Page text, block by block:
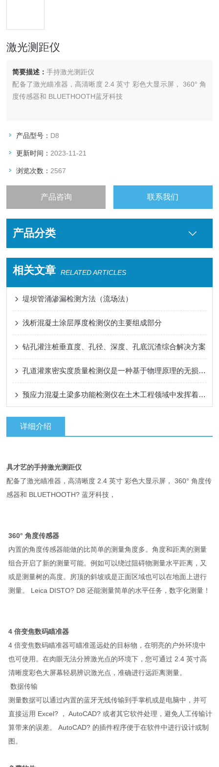
激光测距仪
简要描述：手持激光测距仪
配备了激光瞄准器，高清晰度 2.4 英寸 彩色大显示屏， 360° 角
度传感器和 BLUETHOOTH蓝牙科技
产品型号： D8
更新时间： 2023-11-21
浏览次数： 2567
产品咨询 联系我们
产品分类
相关文章 RELATED ARTICLES
堤坝管涌渗漏检测方法（流场法）
浅析混凝土涂层厚度检测仪的主要组成部分
钻孔灌注桩垂直度、孔径、深度、孔底沉渣综合解决方案
孔道灌浆密实度质量检测仪是一种基于物理原理的无损检测设备
预应力混凝土梁多功能检测仪在土木工程领域中发挥着重要作用
详细介绍
具才艺的手持激光测距仪
配备了激光瞄准器，高清晰度 2.4 英寸 彩色大显示屏， 360° 角度传
感器和 BLUETHOOTH? 蓝牙科技，
360° 角度传感器
内置的角度传感器能做的比简单的测量角度多。角度和距离的测量
组合开启了新的测量可能。例如可以绕过阻碍物测量水平距离，又
或是测量树的高度。房顶的斜坡或是正面区域也可以在地面上进行
测量。 Leica DISTO? D8 还能测量简单的水平任务，数字化测量！
4 倍变焦数码瞄准器
4 倍变焦数码瞄准器可瞄准遥远处的目标物，在明亮的户外环境中
也可使用。在肉眼无法分辨激光点的环境下，您可通过 2.4 英寸高
清晰度彩色大屏幕轻易辨识激光点，准确进行远距离测量。
数据传输
测量数据可以通过内置的蓝牙无线传输到手掌机或是电脑中，并可
直接运用 Excel? ， AutoCAD? 或者其它软件处理，避免人工传输计
算带来的误差。 AutoCAD? 的插件程序便于在软件中进行设计或制
图。